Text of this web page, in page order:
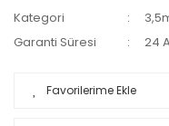
Kategori
Garanti Süresi
24